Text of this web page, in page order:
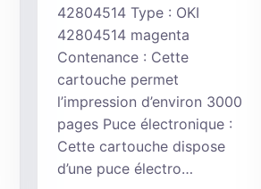
42804514 Type : OKI
42804514 magenta
Contenance : Cette
cartouche permet
l’impression d’environ 3000
pages Puce électronique :
Cette cartouche dispose
d’une puce électro…